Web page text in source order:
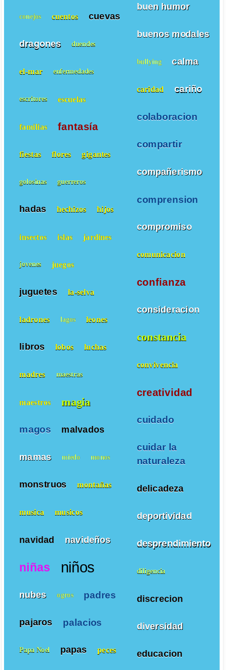
buen humor
buenos modales
bullying calma
caridad cariño
colaboracion
compartir
compañerismo
comprension
compromiso
comunicacion
confianza
consideracion
constancia
convivencia
creatividad
cuidado
cuidar la
naturaleza
delicadeza
deportividad
desprendimiento
diligencia
discrecion
diversidad
educacion
conejos cuentos cuevas
dragones duendes
el-mar enfermedades
escritores escuelas
familias fantasía
fiestas flores gigantes
golosinas guerreros
hadas hechizos hijos
insectos islas jardines
jovenes juegos
juguetes la-selva
ladrones lagos leones
libros lobos luchas
madres maestras
maestros magia
magos malvados
mamas miedo monos
monstruos montañas
musica musicos
navidad navideños
niñas niños
nubes ogros padres
pajaros palacios
Papa Noel papas peces